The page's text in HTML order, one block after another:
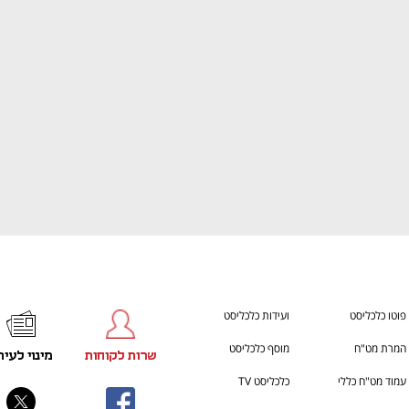
פוטו כלכליסט ועידות כלכליסט
המרת מט"ח מוסף כלכליסט
עמוד מט"ח כללי כלכליסט TV
שרות לקוחות מינוי